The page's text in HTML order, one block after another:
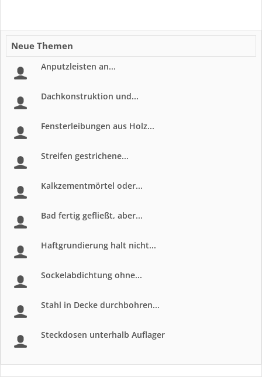
Neue Themen
Anputzleisten an...
Dachkonstruktion und...
Fensterleibungen aus Holz...
Streifen gestrichene...
Kalkzementmörtel oder...
Bad fertig gefließt, aber...
Haftgrundierung halt nicht...
Sockelabdichtung ohne...
Stahl in Decke durchbohren...
Steckdosen unterhalb Auflager